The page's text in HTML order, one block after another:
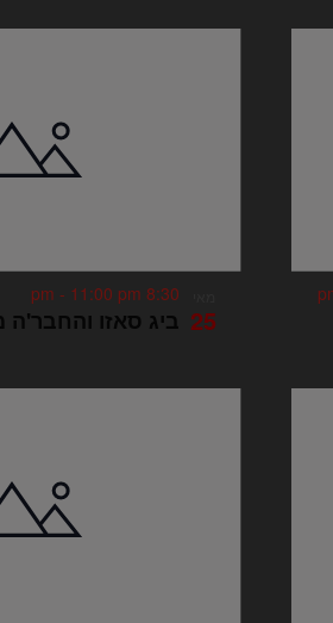
25 ביג סאזו
8:30 pm
- 11:00 pm